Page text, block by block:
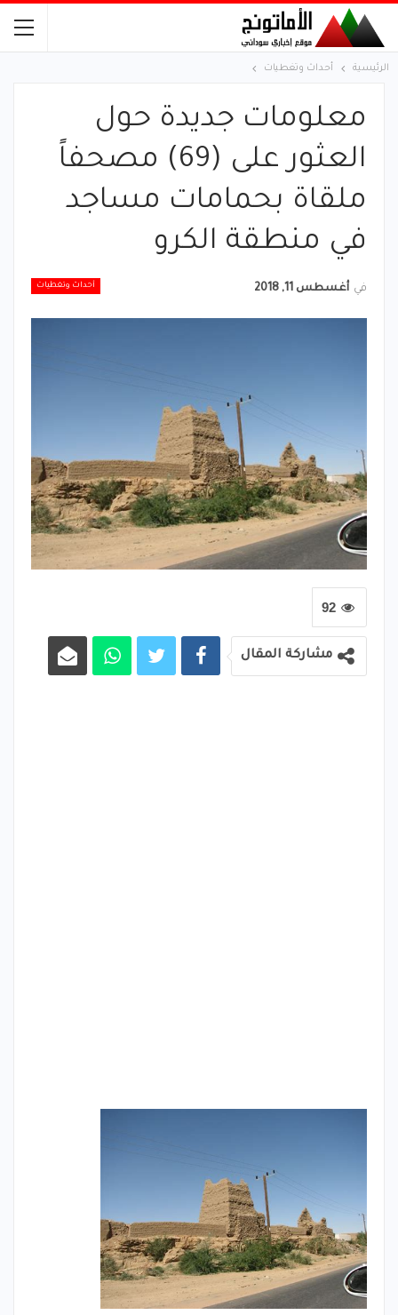
الرئيسية أحداث وتغطيات
معلومات جديدة حول
العثور على (69) مصحفاً
ملقاة بحمامات مساجد
في منطقة الكرو
أحداث وتغطيات في أغسطس 11, 2018
92
مشاركة المقال